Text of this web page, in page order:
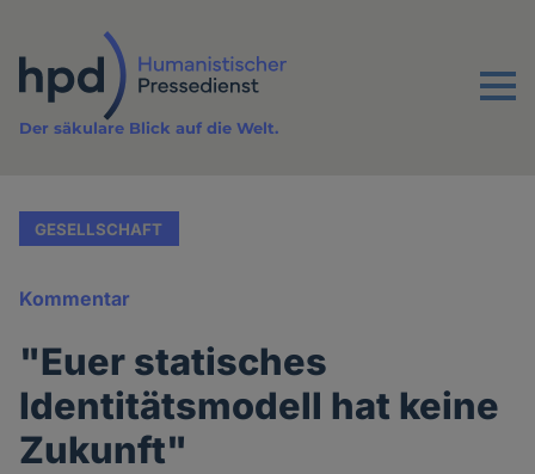
Inhalt
Menu
Der säkulare Blick auf die Welt.
GESELLSCHAFT
Kommentar
"Euer statisches
Identitätsmodell hat keine
Zukunft"